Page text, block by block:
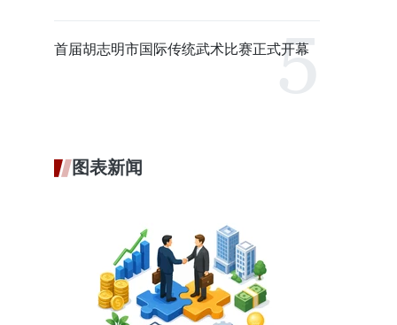
首届胡志明市国际传统武术比赛正式开幕
图表新闻